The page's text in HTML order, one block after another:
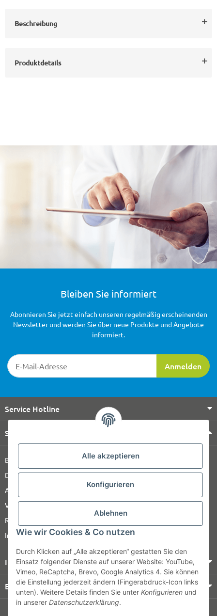
Alle akzeptieren
Konfigurieren
Ablehnen
Wie wir Cookies & Co nutzen
Durch Klicken auf „Alle akzeptieren“ gestatten Sie den
Einsatz folgender Dienste auf unserer Website: YouTube,
Vimeo, ReCaptcha, Brevo, Google Analytics 4. Sie können
die Einstellung jederzeit ändern (Fingerabdruck-Icon links
unten). Weitere Details finden Sie unter Konfigurieren und
in unserer Datenschutzerklärung.
Beschreibung
Produktdetails
Bleiben Sie informiert
Newsletter-Registrierung
Anmelden
Abonnieren Sie jetzt einfach unseren regelmäßig erscheinenden
Newsletter und werden Sie über neue Produkte und Angebote
informiert.
Service Hotline
Shop Service
Barrierefreiheitserklärung
Datenschutz
AGB
Versandinformationen
Retour
Impressum
Informationen
Bezahlung & Versand
© HOZ MEDI WERK